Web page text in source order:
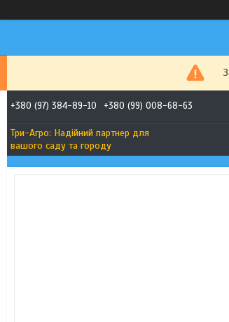
+380 (97) 384-89-10 +380 (99) 008-68-63
Три-Агро: Надійний партнер для
вашого саду та городу